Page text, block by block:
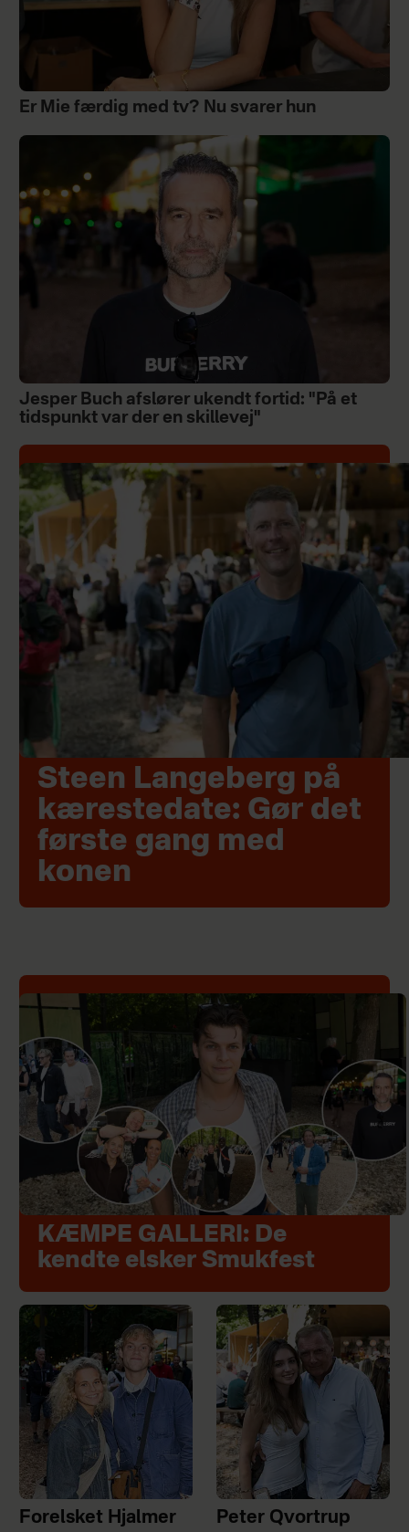
Er Mie færdig med tv? Nu svarer hun
Jesper Buch afslører ukendt fortid: "På et
tidspunkt var der en skillevej"
Steen Langeberg på
kærestedate: Gør det
første gang med
konen
KÆMPE GALLERI: De
kendte elsker Smukfest
Forelsket Hjalmer
Peter Qvortrup